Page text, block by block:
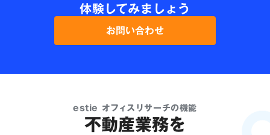
体験してみましょう
お問い合わせ
estie オフィスリサーチの機能
不動産業務を